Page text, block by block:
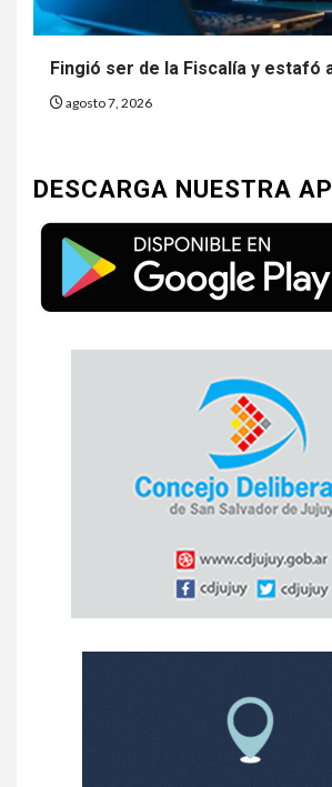
Fingió ser de la Fiscalía y estafó
agosto 7, 2026
DESCARGA NUESTRA